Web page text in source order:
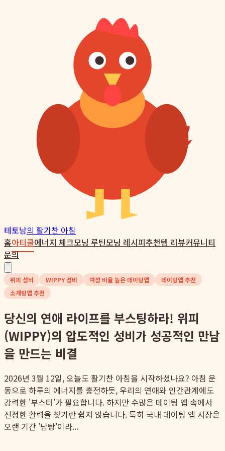
테토남의 활기찬 아침
홈아티클에너지 체크모닝 루틴모닝 레시피추천템 리뷰커뮤니티
문의
위피 성비 WIPPY 성비 여성 비율 높은 데이팅앱
데이팅앱 추천
소개팅앱 추천
당신의 연애 라이프를 부스팅하라! 위피
(WIPPY)의 압도적인 성비가 성공적인 만남
을 만드는 비결
2026년 3월 12일, 오늘도 활기찬 아침을 시작하셨나요? 아침 운
동으로 하루의 에너지를 충전하듯, 우리의 연애와 인간관계에도
강력한 '부스터'가 필요합니다. 하지만 수많은 데이팅 앱 속에서
진정한 활력을 찾기란 쉽지 않습니다. 특히 국내 데이팅 앱 시장은
오랜 기간 '남탕'이라...